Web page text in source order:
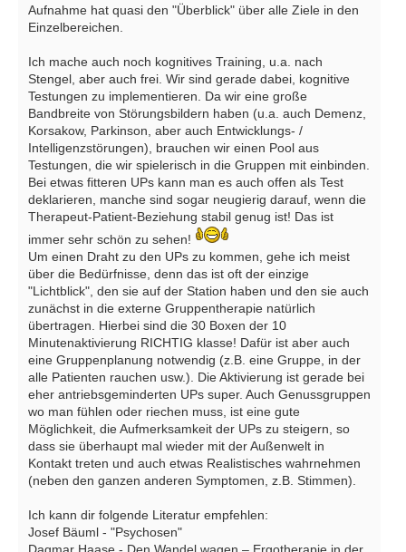
Aufnahme hat quasi den "Überblick" über alle Ziele in den
Einzelbereichen.
Ich mache auch noch kognitives Training, u.a. nach
Stengel, aber auch frei. Wir sind gerade dabei, kognitive
Testungen zu implementieren. Da wir eine große
Bandbreite von Störungsbildern haben (u.a. auch Demenz,
Korsakow, Parkinson, aber auch Entwicklungs- /
Intelligenzstörungen), brauchen wir einen Pool aus
Testungen, die wir spielerisch in die Gruppen mit einbinden.
Bei etwas fitteren UPs kann man es auch offen als Test
deklarieren, manche sind sogar neugierig darauf, wenn die
Therapeut-Patient-Beziehung stabil genug ist! Das ist
immer sehr schön zu sehen!
Um einen Draht zu den UPs zu kommen, gehe ich meist
über die Bedürfnisse, denn das ist oft der einzige
"Lichtblick", den sie auf der Station haben und den sie auch
zunächst in die externe Gruppentherapie natürlich
übertragen. Hierbei sind die 30 Boxen der 10
Minutenaktivierung RICHTIG klasse! Dafür ist aber auch
eine Gruppenplanung notwendig (z.B. eine Gruppe, in der
alle Patienten rauchen usw.). Die Aktivierung ist gerade bei
eher antriebsgeminderten UPs super. Auch Genussgruppen
wo man fühlen oder riechen muss, ist eine gute
Möglichkeit, die Aufmerksamkeit der UPs zu steigern, so
dass sie überhaupt mal wieder mit der Außenwelt in
Kontakt treten und auch etwas Realistisches wahrnehmen
(neben den ganzen anderen Symptomen, z.B. Stimmen).
Ich kann dir folgende Literatur empfehlen:
Josef Bäuml - "Psychosen"
Dagmar Haase - Den Wandel wagen – Ergotherapie in der